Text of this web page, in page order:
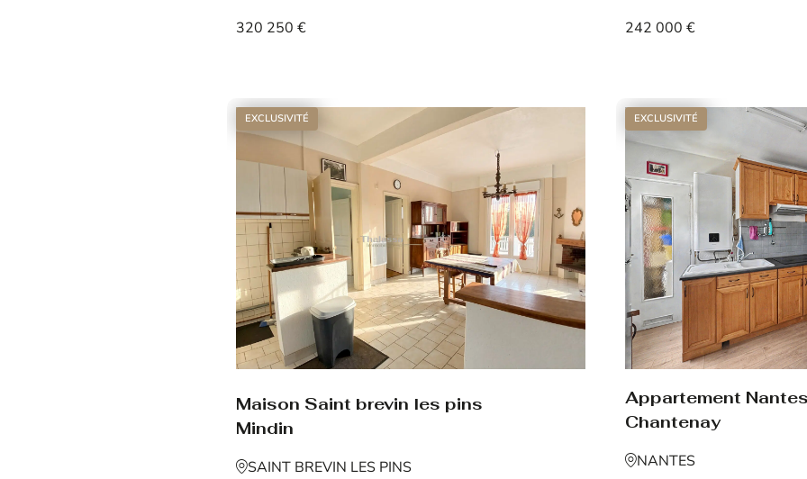
320 250 €
242 000 €
EXCLUSIVITÉ
Maison Saint brevin les pins
Mindin
SAINT BREVIN LES PINS
EXCLUSIVITÉ
Appartement
Chantenay
NANTES